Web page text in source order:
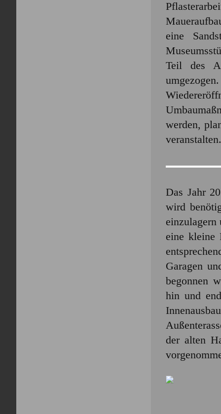
eine
Teil des
werden,
Das Jahr
wird
eine kleine
Garagen
begonnen
hin und
der alten